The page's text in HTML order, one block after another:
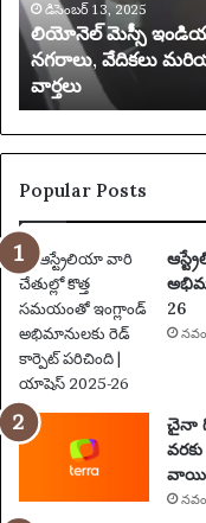
ఇం
డి
యా
టూ
ర్
2
0
2
:
పూ
ర్తి
ప్ర
యా
ణం
,
న
గ
డిసెంబర్ 13, 2025
లియోనెల్ మెస్సీ ఇండియా
నగరాలు, వేదికలు
వార్తలు
Popular Posts
26
చైనా